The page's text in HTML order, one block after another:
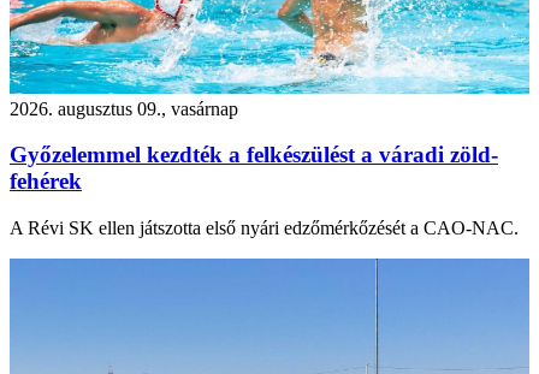
2026. augusztus 09., vasárnap
Győzelemmel kezdték a felkészülést a váradi zöld-
fehérek
A Révi SK ellen játszotta első nyári edzőmérkőzését a CAO-NAC.